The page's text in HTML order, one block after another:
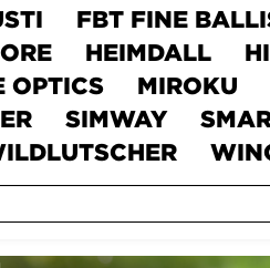
FBT FINE
HEIMDALL
OPTICS MIROKU
SIMWAY